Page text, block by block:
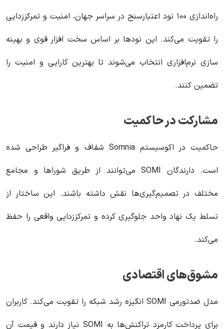
راه‌اندازی ۱۰۰ نود اعتبارسنج در سراسر جهان، امنیت و تمرکززدایی
را تقویت می‌کند. این نودها بر اساس سخت‌ افزار قوی و بهینه‌
سازی نرم‌افزاری انتخاب می‌شوند تا بهترین کارایی و امنیت را
تضمین کنند.
مشارکت در حاکمیت
حاکمیت در اکوسیستم Somnia شفاف و فراگیر طراحی شده
است. دارندگان SOMI می‌توانند از طریق شوراها و مجامع
مختلف در تصمیم‌گیری‌ها نقش داشته باشند. این ساختار از
تسلط یک نهاد واحد جلوگیری کرده و تمرکززدایی واقعی را حفظ
می‌کند.
مشوق‌های اقتصادی
مدل ضدتورمی SOMI انگیزه رشد شبکه را تقویت می‌کند. کاربران
برای پرداخت کارمزد تراکنش‌ها به SOMI نیاز دارند و قیمت آن